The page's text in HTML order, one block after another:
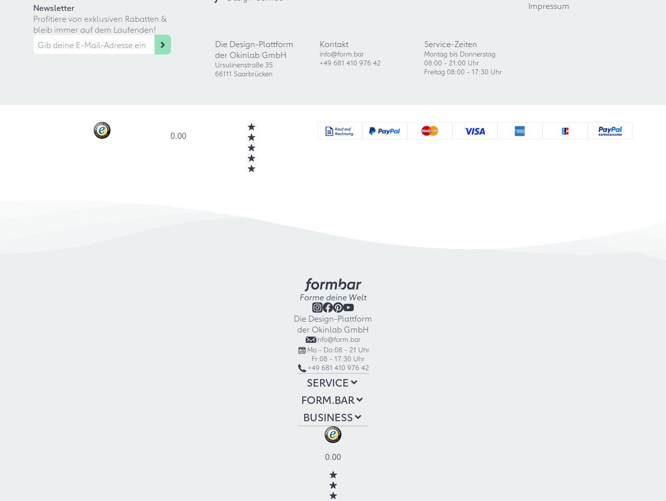
Newsletter
Profitiere von exklusiven Rabatten &
bleib immer auf dem Laufenden!
Impressum
Die Design-Plattform
der Okinlab GmbH
Ursulinenstraße 35
66111 Saarbrücken
Kontakt
info@form.bar
+49 681 410 976 42
Service-Zeiten
Montag bis Donnerstag
08:00 - 21:00 Uhr
Freitag 08:00 - 17:30 Uhr
0.00
Forme deine Welt
Die Design-Plattform
der Okinlab GmbH
info@form.bar
Mo - Do:08 - 21 Uhr
Fr:08 - 17:30 Uhr
+49 681 410 976 42
SERVICE
FORM.BAR
BUSINESS
0.00